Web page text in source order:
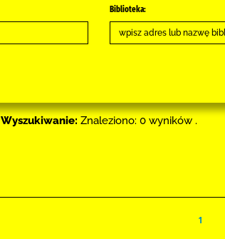
Biblioteka:
Wyszukiwanie: Znaleziono: 0 wyników .
1